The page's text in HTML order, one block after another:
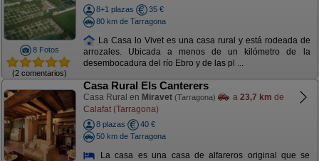
8 Fotos
(2 comentarios)
8+1 plazas
35 €
80 km de Tarragona
La Casa lo Vivet es una casa rural y está rodeada de
arrozales. Ubicada a menos de un kilómetro de la
desembocadura del río Ebro y de las pl ...
Casa Rural Els Canterers
Casa Rural en Miravet (Tarragona) a 23,7 km de
Calafat (Tarragona)
8 plazas
40 €
50 km de Tarragona
La casa es una casa de alfareros original que se